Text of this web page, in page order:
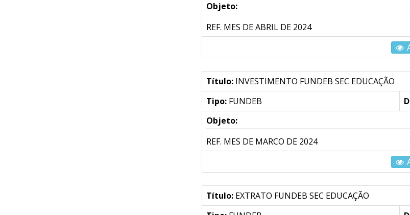
Objeto:
REF. MES DE ABRIL DE 2024
Título:INVESTIMENTO FUNDEB SEC EDUCAÇÃO
Tipo:FUNDEB
Objeto:
REF. MES DE MARCO DE 2024
Título:EXTRATO FUNDEB SEC EDUCAÇÃO